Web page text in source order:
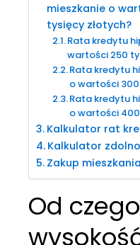
mieszkanie o
tysięcy złotych?
Rata kredytu
wartości 250
Rata kredytu
o wartości
Rata kredytu
o wartości
Kalkulator rat
Kalkulator
Zakup
Od